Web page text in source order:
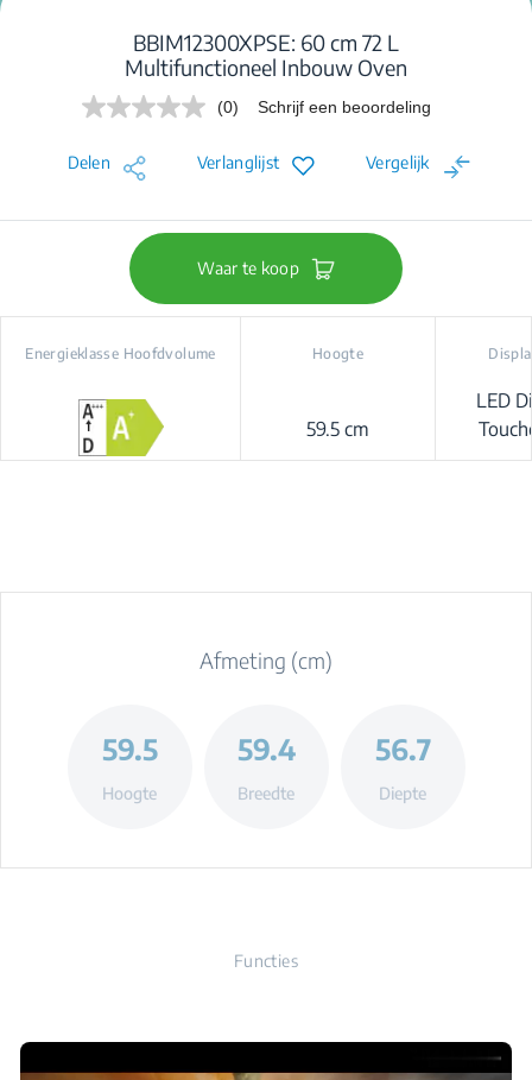
BBIM12300XPSE: 60 cm 72 L
Multifunctioneel Inbouw Oven
Geen
Dezelfde
paginalink.
(0) Schrijf een beoordeling
Delen Verlanglijst Vergelijk
Waar te koop
Energieklasse Hoofdvolume Hoogte
59.5 cm
LED
Afmeting (cm)
59.5
Hoogte
59.4
Breedte
56.7
Diepte
Functies